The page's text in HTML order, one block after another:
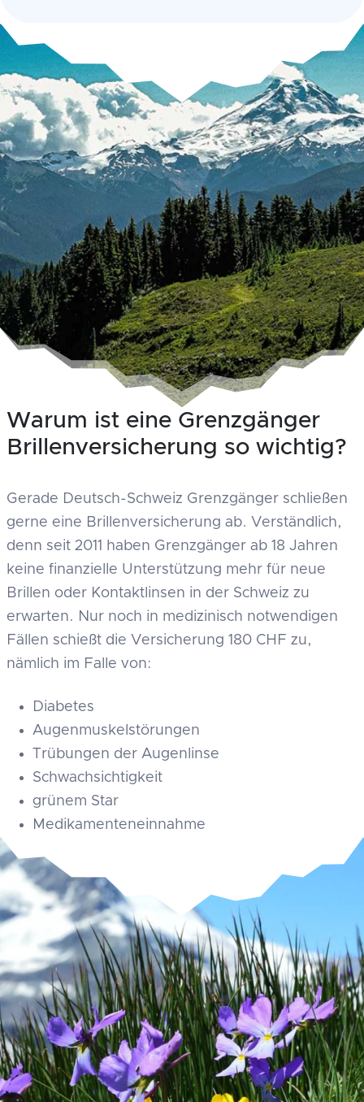
Warum ist eine Grenzgänger
Brillenversicherung so wichtig?
Gerade Deutsch-Schweiz Grenzgänger schließen
gerne eine Brillenversicherung ab. Verständlich,
denn seit 2011 haben Grenzgänger ab 18 Jahren
keine finanzielle Unterstützung mehr für neue
Brillen oder Kontaktlinsen in der Schweiz zu
erwarten. Nur noch in medizinisch notwendigen
Fällen schießt die Versicherung 180 CHF zu,
nämlich im Falle von:
Diabetes
Augenmuskelstörungen
Trübungen der Augenlinse
Schwachsichtigkeit
grünem Star
Medikamenteneinnahme